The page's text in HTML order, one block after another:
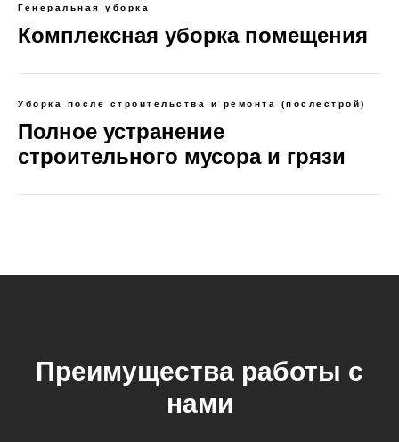
Генеральная уборка
Комплексная уборка помещения
Уборка после строительства и ремонта (послестрой)
Полное устранение
строительного мусора и грязи
Преимущества работы с
нами